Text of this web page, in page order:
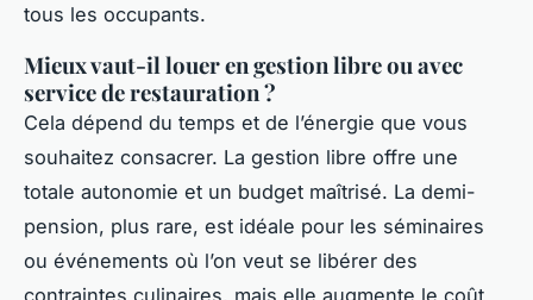
tous les occupants.
Mieux vaut-il louer en gestion libre ou avec
service de restauration ?
Cela dépend du temps et de l’énergie que vous
souhaitez consacrer. La gestion libre offre une
totale autonomie et un budget maîtrisé. La demi-
pension, plus rare, est idéale pour les séminaires
ou événements où l’on veut se libérer des
contraintes culinaires, mais elle augmente le coût